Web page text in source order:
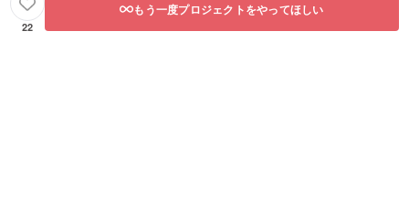
22
もう一度プロジェクトをやってほしい